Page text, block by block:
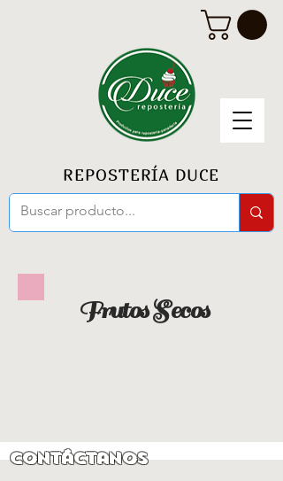
REPOSTERÍA DUCE
Frutos Secos
Contáctanos